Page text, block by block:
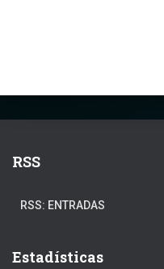
RSS
RSS: ENTRADAS
Estadísticas